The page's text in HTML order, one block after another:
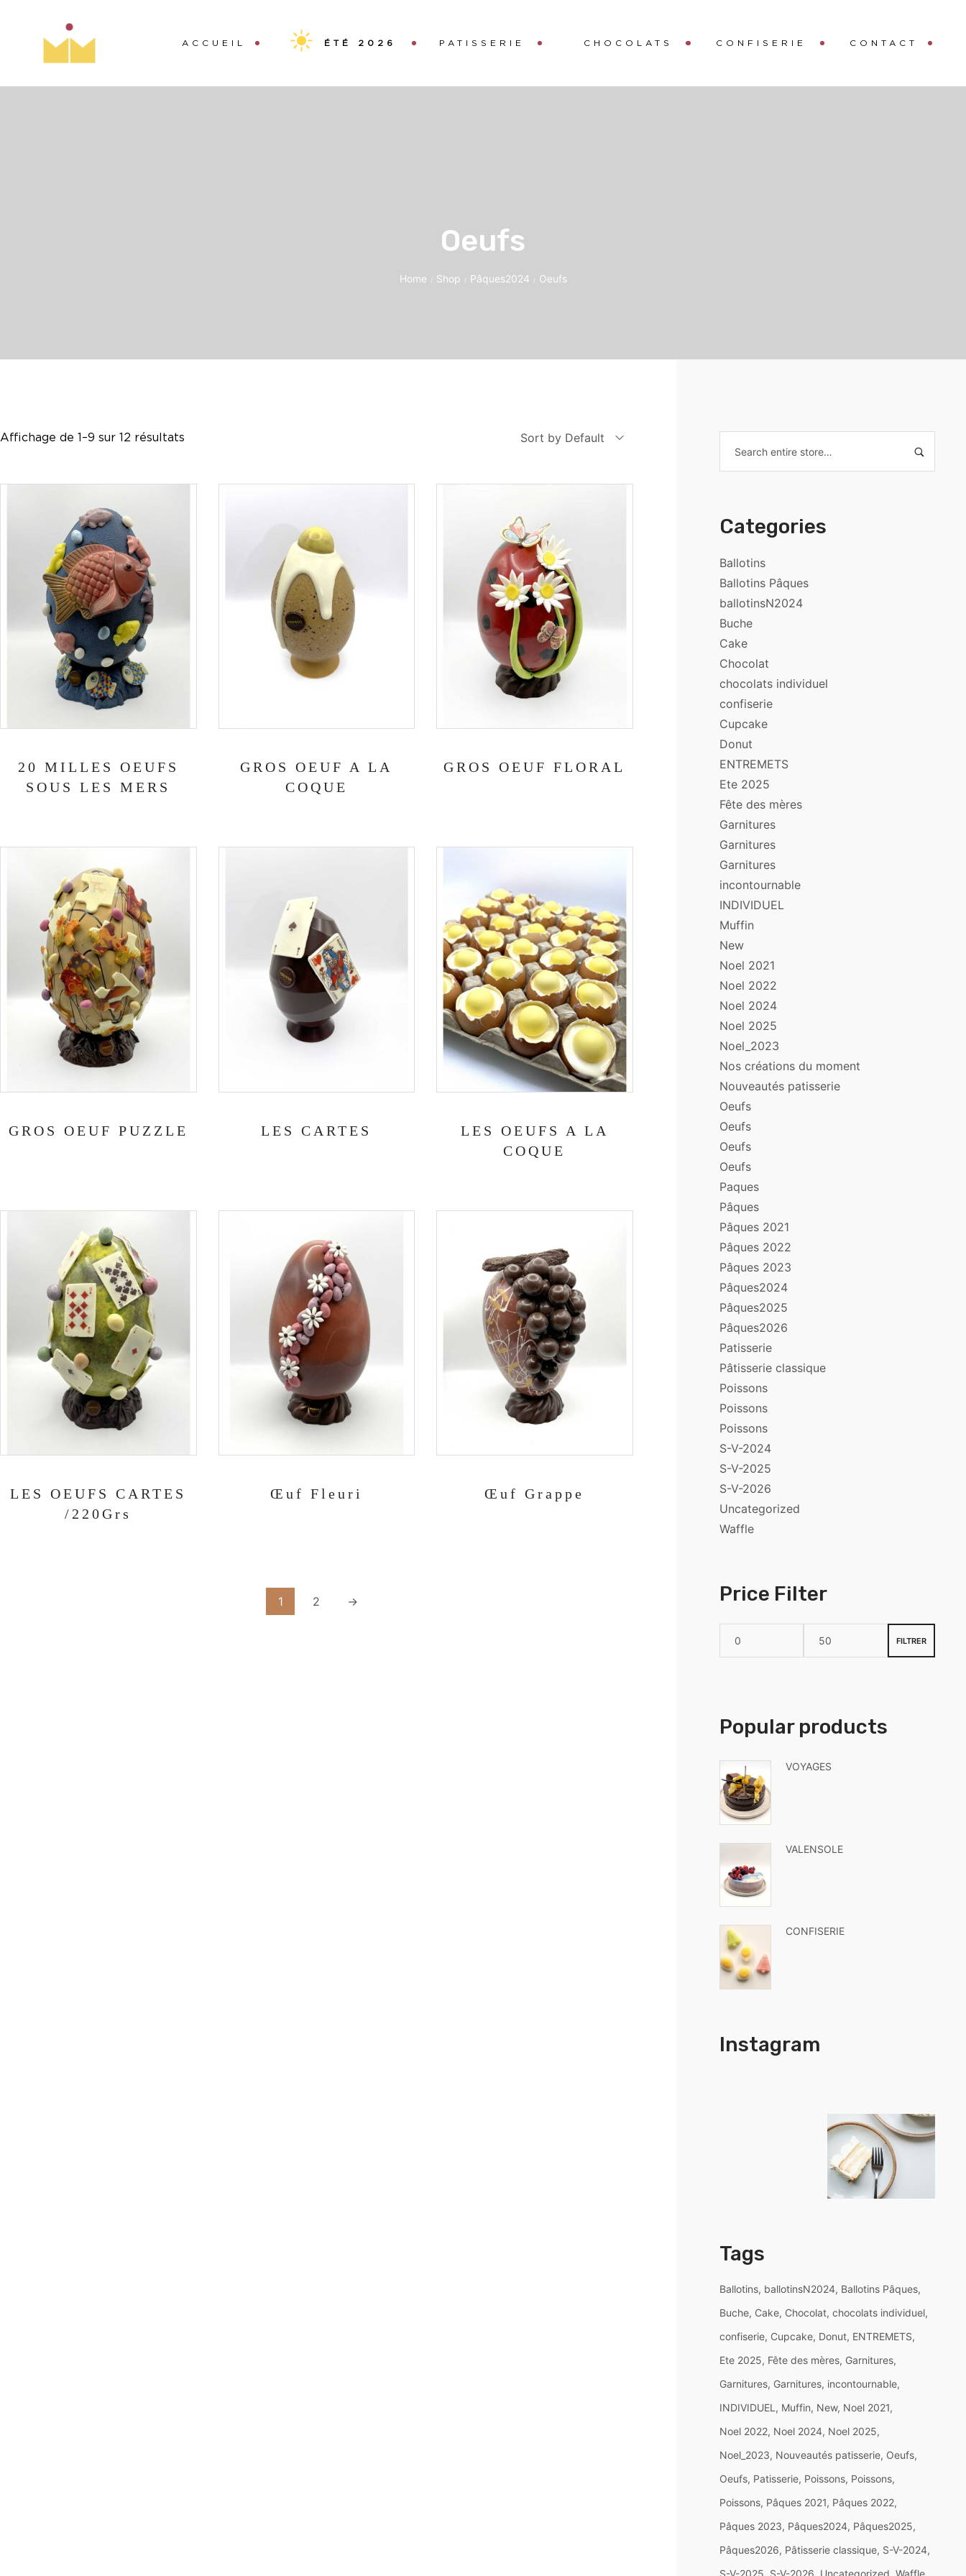
ACCUEIL ÉTÉ 2026 PATISSERIE CHOCOLATS CONFISERIE CONTACT
Oeufs
Home / Shop / Pâques2024 / Oeufs
Affichage de 1–9 sur 12 résultats Sort by Default
20 MILLES OEUFS
SOUS LES MERS
GROS OEUF A LA
COQUE
GROS OEUF FLORAL
GROS OEUF PUZZLE LES CARTES
LES OEUFS A LA
COQUE
LES OEUFS CARTES
/220Grs
Œuf Fleuri Œuf Grappe
1 2 →
Categories
Ballotins
Ballotins Pâques
ballotinsN2024
Buche
Cake
Chocolat
chocolats individuel
confiserie
Cupcake
Donut
ENTREMETS
Ete 2025
Fête des mères
Garnitures
Garnitures
Garnitures
incontournable
INDIVIDUEL
Muffin
New
Noel 2021
Noel 2022
Noel 2024
Noel 2025
Noel_2023
Nos créations du moment
Nouveautés patisserie
Oeufs
Oeufs
Oeufs
Oeufs
Paques
Pâques
Pâques 2021
Pâques 2022
Pâques 2023
Pâques2024
Pâques2025
Pâques2026
Patisserie
Pâtisserie classique
Poissons
Poissons
Poissons
S-V-2024
S-V-2025
S-V-2026
Uncategorized
Waffle
Price Filter
FILTRER
Popular products
VOYAGES
VALENSOLE
CONFISERIE
Instagram
Tags
Ballotins ballotinsN2024 Ballotins Pâques
Buche Cake Chocolat chocolats individuel
confiserie Cupcake Donut ENTREMETS
Ete 2025 Fête des mères Garnitures
Garnitures Garnitures incontournable
INDIVIDUEL
Muffin New Noel 2021
Noel 2022 Noel 2024 Noel 2025
Noel_2023 Nouveautés patisserie Oeufs
Oeufs Patisserie Poissons Poissons
Poissons Pâques 2021 Pâques 2022
Pâques 2023 Pâques2024 Pâques2025
Pâques2026 Pâtisserie classique S-V-2024
S-V-2025 S-V-2026 Uncategorized Waffle